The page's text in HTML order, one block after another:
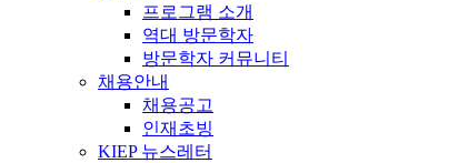
프로그램 소개
역대 방문학자
방문학자 커뮤니티
채용안내
채용공고
인재초빙
KIEP 뉴스레터